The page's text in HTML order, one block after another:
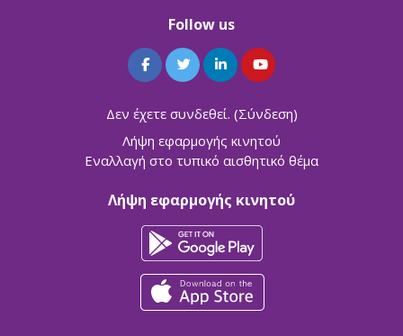
Follow us
Δεν έχετε συνδεθεί. (Σύνδεση)
Λήψη εφαρμογής κινητού
Εναλλαγή στο τυπικό αισθητικό θέμα
Λήψη εφαρμογής κινητού